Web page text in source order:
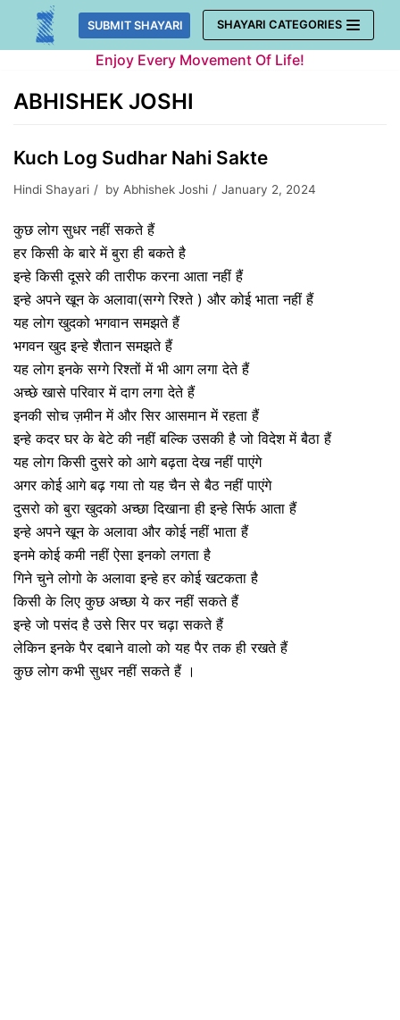
Skip
SUBMIT SHAYARI SHAYARI CATEGORIES
Enjoy Every Movement Of Life!
ABHISHEK JOSHI
Kuch Log Sudhar Nahi Sakte
Hindi Shayari by Abhishek Joshi January 2, 2024
कुछ लोग सुधर नहीं सकते हैं
हर किसी के बारे में बुरा ही बकते है
इन्हे किसी दूसरे की तारीफ करना आता नहीं हैं
इन्हे अपने खून के अलावा(सग्गे रिश्ते ) और कोई भाता नहीं हैं
यह लोग खुदको भगवान समझते हैं
भगवन खुद इन्हे शैतान समझते हैं
यह लोग इनके सग्गे रिश्तों में भी आग लगा देते हैं
अच्छे खासे परिवार में दाग लगा देते हैं
इनकी सोच ज़मीन में और सिर आसमान में रहता हैं
इन्हे कदर घर के बेटे की नहीं बल्कि उसकी है जो विदेश में बैठा हैं
यह लोग किसी दुसरे को आगे बढ़ता देख नहीं पाएंगे
अगर कोई आगे बढ़ गया तो यह चैन से बैठ नहीं पाएंगे
दुसरो को बुरा खुदको अच्छा दिखाना ही इन्हे सिर्फ आता हैं
इन्हे अपने खून के अलावा और कोई नहीं भाता हैं
इनमे कोई कमी नहीं ऐसा इनको लगता है
गिने चुने लोगो के अलावा इन्हे हर कोई खटकता है
किसी के लिए कुछ अच्छा ये कर नहीं सकते हैं
इन्हे जो पसंद है उसे सिर पर चढ़ा सकते हैं
लेकिन इनके पैर दबाने वालो को यह पैर तक ही रखते हैं
कुछ लोग कभी सुधर नहीं सकते हैं ।